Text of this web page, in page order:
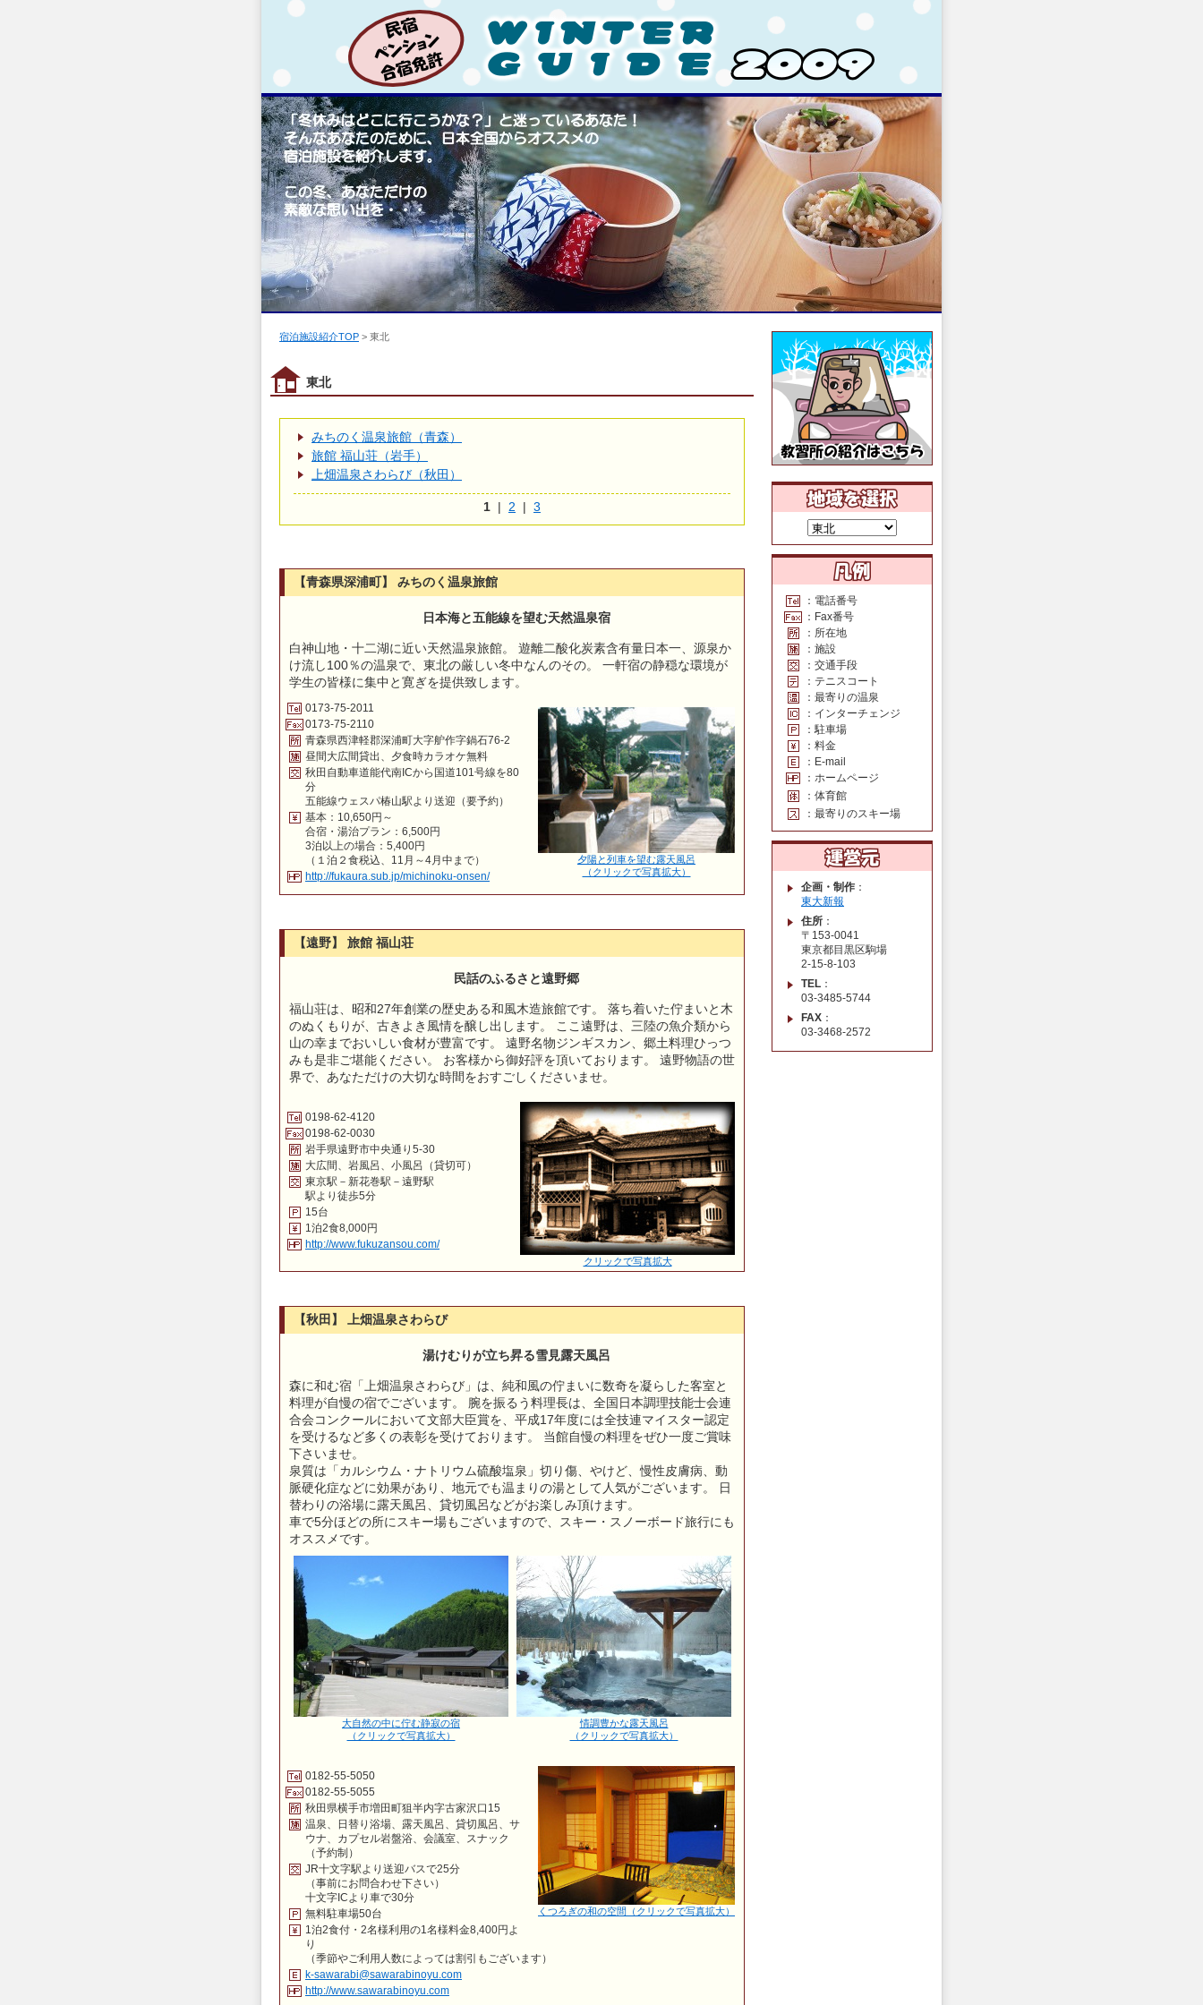
宿泊施設紹介TOP > 東北
東北
みちのく温泉旅館（青森）
旅館 福山荘（岩手）
上畑温泉さわらび（秋田）
1 | 2 | 3
【青森県深浦町】 みちのく温泉旅館
日本海と五能線を望む天然温泉宿
白神山地・十二湖に近い天然温泉旅館。 遊離二酸化炭素含有量日本一、源泉か
け流し100％の温泉で、東北の厳しい冬中なんのその。 一軒宿の静穏な環境が
学生の皆様に集中と寛ぎを提供致します。
夕陽と列車を望む露天風呂
（クリックで写真拡大）
0173-75-2011
0173-75-2110
青森県西津軽郡深浦町大字舮作字鍋石76-2
昼間大広間貸出、夕食時カラオケ無料
秋田自動車道能代南ICから国道101号線を80
分
五能線ウェスパ椿山駅より送迎（要予約）
基本：10,650円～
合宿・湯治プラン：6,500円
3泊以上の場合：5,400円
（１泊２食税込、11月～4月中まで）
http://fukaura.sub.jp/michinoku-onsen/
【遠野】 旅館 福山荘
民話のふるさと遠野郷
福山荘は、昭和27年創業の歴史ある和風木造旅館です。 落ち着いた佇まいと木
のぬくもりが、古きよき風情を醸し出します。 ここ遠野は、三陸の魚介類から
山の幸までおいしい食材が豊富です。 遠野名物ジンギスカン、郷土料理ひっつ
みも是非ご堪能ください。 お客様から御好評を頂いております。 遠野物語の世
界で、あなただけの大切な時間をおすごしくださいませ。
クリックで写真拡大
0198-62-4120
0198-62-0030
岩手県遠野市中央通り5-30
大広間、岩風呂、小風呂（貸切可）
東京駅－新花巻駅－遠野駅
駅より徒歩5分
15台
1泊2食8,000円
http://www.fukuzansou.com/
【秋田】 上畑温泉さわらび
湯けむりが立ち昇る雪見露天風呂
森に和む宿「上畑温泉さわらび」は、純和風の佇まいに数奇を凝らした客室と
料理が自慢の宿でございます。 腕を振るう料理長は、全国日本調理技能士会連
合会コンクールにおいて文部大臣賞を、平成17年度には全技連マイスター認定
を受けるなど多くの表彰を受けております。 当館自慢の料理をぜひ一度ご賞味
下さいませ。
泉質は「カルシウム・ナトリウム硫酸塩泉」切り傷、やけど、慢性皮膚病、動
脈硬化症などに効果があり、地元でも温まりの湯として人気がございます。 日
替わりの浴場に露天風呂、貸切風呂などがお楽しみ頂けます。
車で5分ほどの所にスキー場もございますので、スキー・スノーボード旅行にも
オススメです。
大自然の中に佇む静寂の宿
（クリックで写真拡大）
情調豊かな露天風呂
（クリックで写真拡大）
くつろぎの和の空間（クリックで写真拡大）
0182-55-5050
0182-55-5055
秋田県横手市増田町狙半内字古家沢口15
温泉、日替り浴場、露天風呂、貸切風呂、サ
ウナ、カプセル岩盤浴、会議室、スナック
（予約制）
JR十文字駅より送迎バスで25分
（事前にお問合わせ下さい）
十文字ICより車で30分
無料駐車場50台
1泊2食付・2名様利用の1名様料金8,400円よ
り
（季節やご利用人数によっては割引もございます）
k-sawarabi@sawarabinoyu.com
http://www.sawarabinoyu.com
：電話番号
：Fax番号
：所在地
：施設
：交通手段
：テニスコート
：最寄りの温泉
：インターチェンジ
：駐車場
：料金
：E-mail
：ホームページ
：体育館
：最寄りのスキー場
企画・制作 ：
東大新報
住所 ：
〒153-0041
東京都目黒区駒場
2-15-8-103
TEL ：
03-3485-5744
FAX ：
03-3468-2572